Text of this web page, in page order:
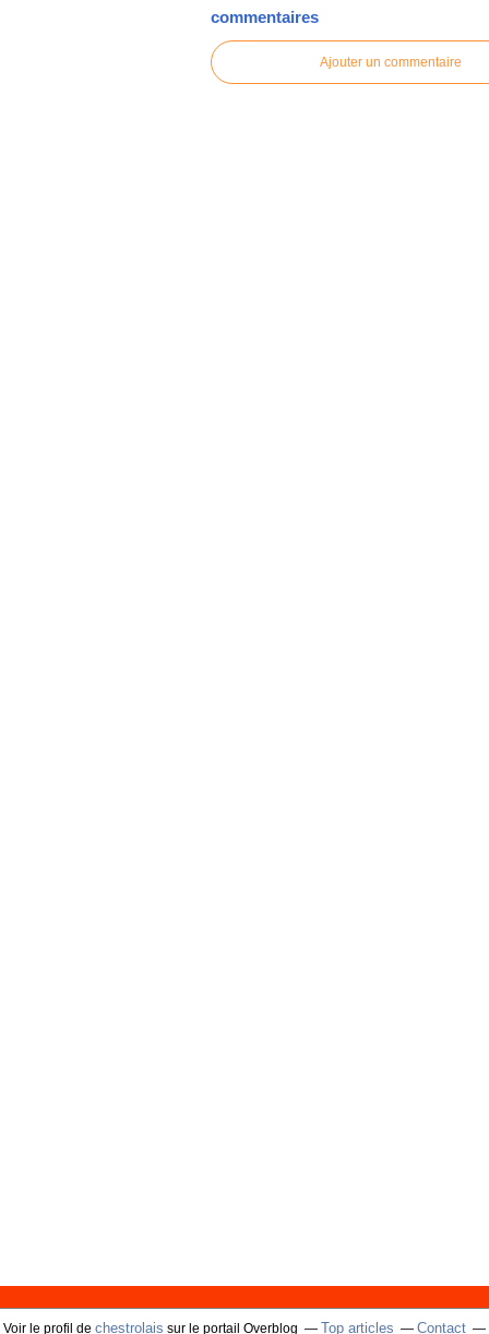
commentaires
Ajouter un commentaire
Voir le profil de chestrolais sur le portail Overblog Top articles Contact